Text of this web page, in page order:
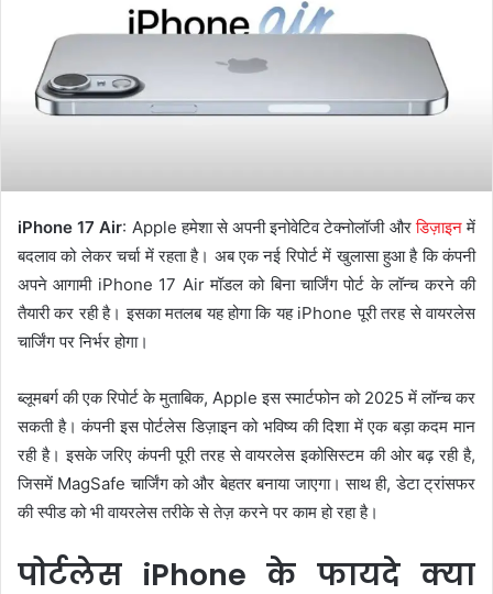
iPhone 17 Air: Apple हमेशा से अपनी इनोवेटिव टेक्नोलॉजी औरडिज़ाइनमें
बदलाव को लेकर चर्चा में रहता है। अब एक नई रिपोर्ट में खुलासा हुआ है कि कंपनी
अपने आगामी iPhone 17 Air मॉडल को बिना चार्जिंग पोर्ट के लॉन्च करने की
तैयारी कर रही है। इसका मतलब यह होगा कि यह iPhone पूरी तरह से वायरलेस
चार्जिंग पर निर्भर होगा।
ब्लूमबर्ग की एक रिपोर्ट के मुताबिक, Apple इस स्मार्टफोन को 2025 में लॉन्च कर
सकती है। कंपनी इस पोर्टलेस डिज़ाइन को भविष्य की दिशा में एक बड़ा कदम मान
रही है। इसके जरिए कंपनी पूरी तरह से वायरलेस इकोसिस्टम की ओर बढ़ रही है,
जिसमें MagSafe चार्जिंग को और बेहतर बनाया जाएगा। साथ ही, डेटा ट्रांसफर
की स्पीड को भी वायरलेस तरीके से तेज़ करने पर काम हो रहा है।
पोर्टलेस iPhone के फायदे क्या